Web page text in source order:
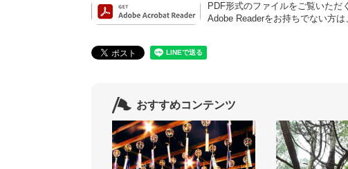
PDF形式のファイルをご覧いただ
Adobe Readerをお持ちでない方
おすすめコンテンツ